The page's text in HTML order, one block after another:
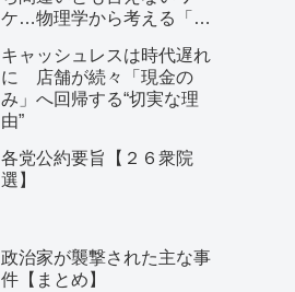
ケ…物理学から考える「こ
キャッシュレスは時代遅れ
に 店舗が続々「現金の
み」へ回帰する“切実な理
由”
各党公約要旨【２６衆院
選】
政治家が襲撃された主な事
件【まとめ】